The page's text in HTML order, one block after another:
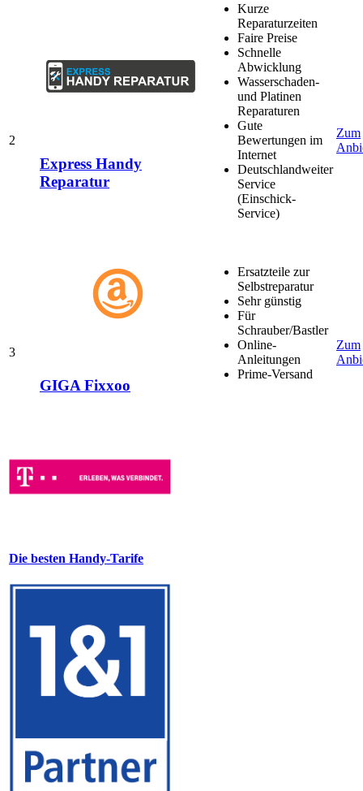
2
Express Handy
Reparatur
Kurze
Reparaturzeiten
Faire Preise
Schnelle
Abwicklung
Wasserschaden-
und Platinen
Reparaturen
Gute
Bewertungen im
Internet
Deutschlandweiter
Service
(Einschick-
Service)
Zum
3
GIGA Fixxoo
Ersatzteile zur
Selbstreparatur
Sehr günstig
Für
Schrauber/Bastler
Online-
Anleitungen
Prime-Versand
Zum
Die besten Handy-Tarife